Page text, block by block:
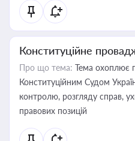
Конституційне
Про що тема: Тема охоплює
Конституційним Судом
контролю, розгляду справ,
правових позицій